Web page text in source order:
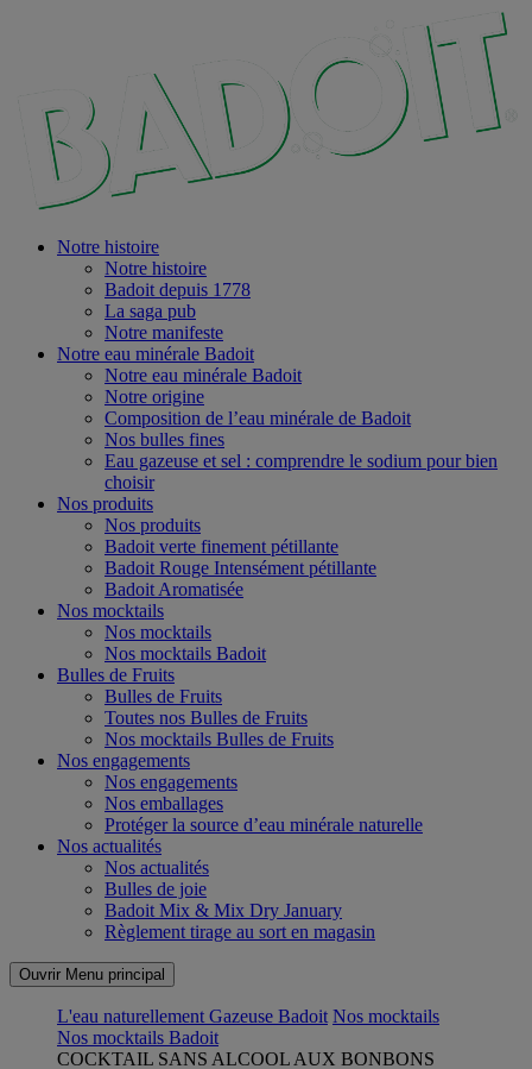
Notre histoire
Notre histoire
Badoit depuis 1778
La saga pub
Notre manifeste
Notre eau minérale Badoit
Notre eau minérale Badoit
Notre origine
Composition de l’eau minérale de Badoit
Nos bulles fines
Eau gazeuse et sel : comprendre le sodium pour bien
choisir
Nos produits
Nos produits
Badoit verte finement pétillante
Badoit Rouge Intensément pétillante
Badoit Aromatisée
Nos mocktails
Nos mocktails
Nos mocktails Badoit
Bulles de Fruits
Bulles de Fruits
Toutes nos Bulles de Fruits
Nos mocktails Bulles de Fruits
Nos engagements
Nos engagements
Nos emballages
Protéger la source d’eau minérale naturelle
Nos actualités
Nos actualités
Bulles de joie
Badoit Mix & Mix Dry January
Règlement tirage au sort en magasin
Ouvrir Menu principal
L'eau naturellement Gazeuse Badoit Nos mocktails
Nos mocktails Badoit
COCKTAIL SANS ALCOOL AUX BONBONS